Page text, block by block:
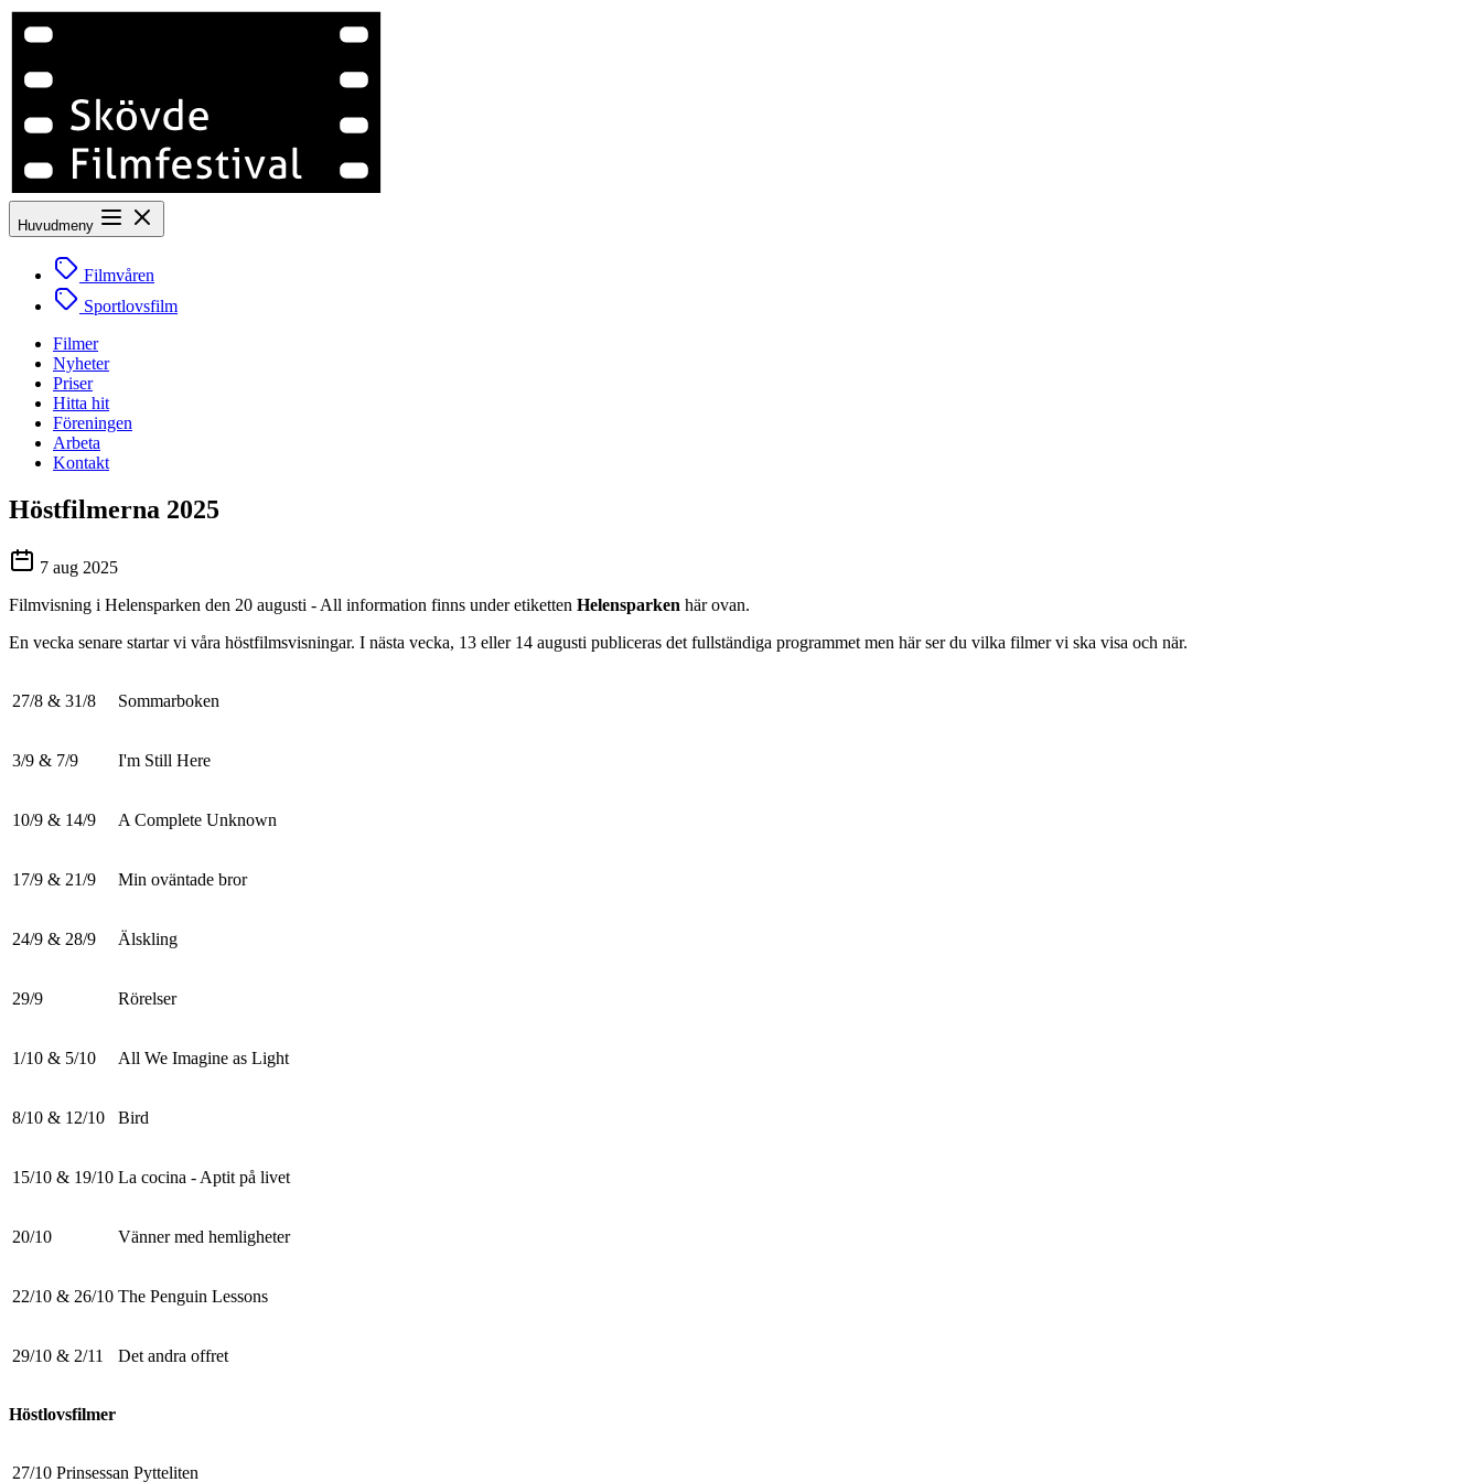
Huvudmeny
Filmvåren
Sportlovsfilm
Filmer
Nyheter
Priser
Hitta hit
Föreningen
Arbeta
Kontakt
Höstfilmerna 2025
7 aug 2025
Filmvisning i Helensparken den 20 augusti - All information finns under etiketten Helensparken här ovan.
En vecka senare startar vi våra höstfilmsvisningar. I nästa vecka, 13 eller 14 augusti publiceras det fullständiga programmet men här ser du vilka filmer vi ska visa och när.
27/8 & 31/8 Sommarboken
3/9 & 7/9 I'm Still Here
10/9 & 14/9 A Complete Unknown
17/9 & 21/9 Min oväntade bror
24/9 & 28/9 Älskling
29/9 Rörelser
1/10 & 5/10 All We Imagine as Light
8/10 & 12/10 Bird
15/10 & 19/10 La cocina - Aptit på livet
20/10 Vänner med hemligheter
22/10 & 26/10 The Penguin Lessons
29/10 & 2/11 Det andra offret
Höstlovsfilmer
27/10 Prinsessan Pytteliten